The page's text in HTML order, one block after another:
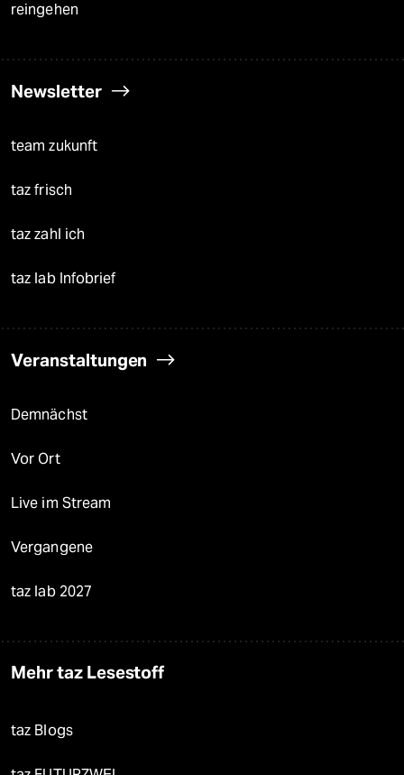
reingehen
Newsletter
team zukunft
taz frisch
taz zahl ich
taz lab Infobrief
Veranstaltungen
Demnächst
Vor Ort
Live im Stream
Vergangene
taz lab 2027
Mehr taz Lesestoff
taz Blogs